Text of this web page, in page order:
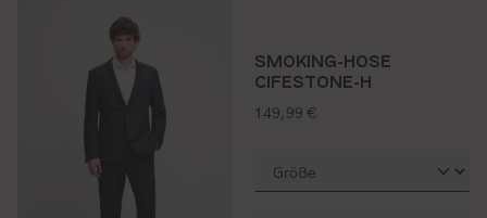
SMOKING-HOSE
CIFESTONE-H
regulärer preis:
149,99 €